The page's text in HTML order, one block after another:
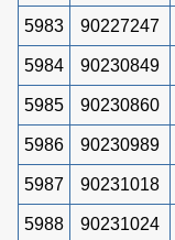
5983 90227247
5984 90230849
5985 90230860
5986 90230989
5987 90231018
5988 90231024